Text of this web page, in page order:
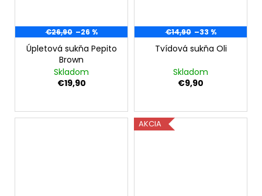
€26,90 –26 %
Úpletová sukňa Pepito
Brown
Skladom
€19,90
€14,90 –33 %
Tvídová sukňa Oli
Skladom
€9,90
AKCIA